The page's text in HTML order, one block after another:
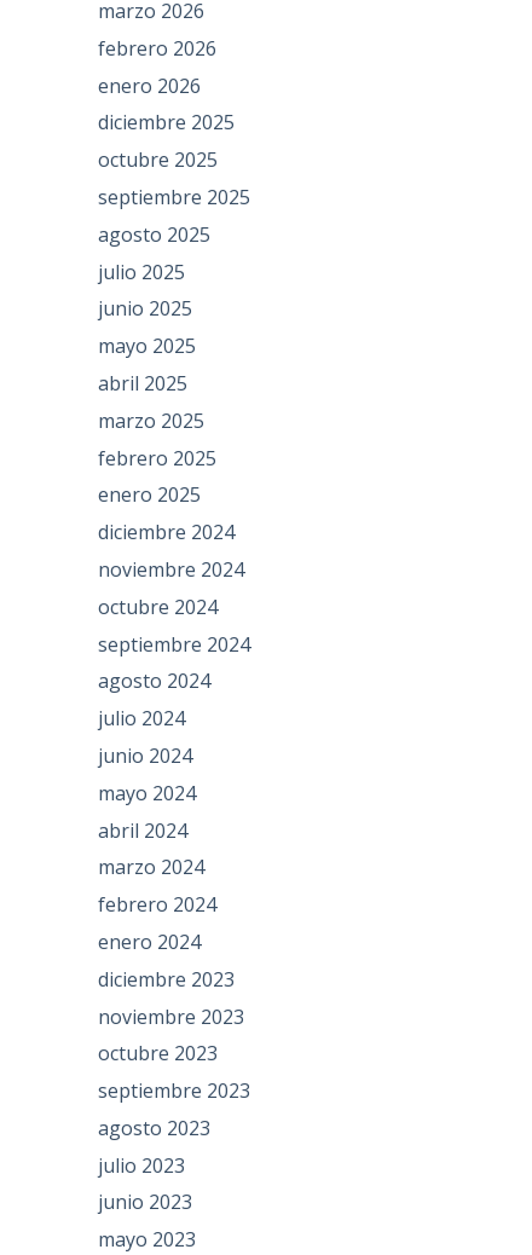
marzo 2026
febrero 2026
enero 2026
diciembre 2025
octubre 2025
septiembre 2025
agosto 2025
julio 2025
junio 2025
mayo 2025
abril 2025
marzo 2025
febrero 2025
enero 2025
diciembre 2024
noviembre 2024
octubre 2024
septiembre 2024
agosto 2024
julio 2024
junio 2024
mayo 2024
abril 2024
marzo 2024
febrero 2024
enero 2024
diciembre 2023
noviembre 2023
octubre 2023
septiembre 2023
agosto 2023
julio 2023
junio 2023
mayo 2023